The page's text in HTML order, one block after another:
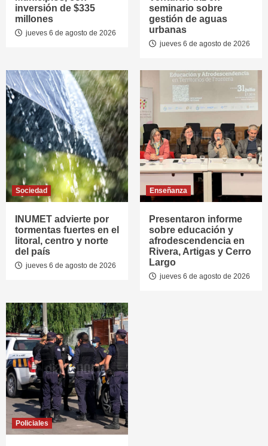
inversión de $335
millones
jueves 6 de agosto de 2026
seminario sobre
gestión de aguas
urbanas
jueves 6 de agosto de 2026
Sociedad
INUMET advierte por
tormentas fuertes en el
litoral, centro y norte
del país
jueves 6 de agosto de 2026
Enseñanza
Presentaron informe
sobre educación y
afrodescendencia en
Rivera, Artigas y Cerro
Largo
jueves 6 de agosto de 2026
Policiales